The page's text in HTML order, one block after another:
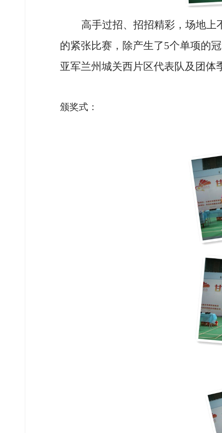
高手过招、招招精彩，场地
的紧张比赛，除产生了5个单项的
亚军兰州城关西片区代表队及团
颁奖式：